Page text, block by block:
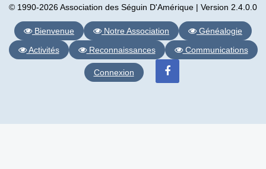
© 1990-2026 Association des Séguin D'Amérique | Version 2.4.0.0
Bienvenue Notre Association
Généalogie
Activités
Reconnaissances Communications
Connexion